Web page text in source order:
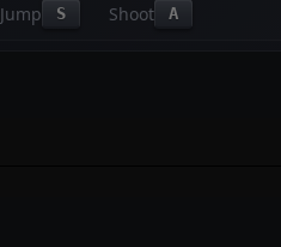
A
Shoot
S
Jump